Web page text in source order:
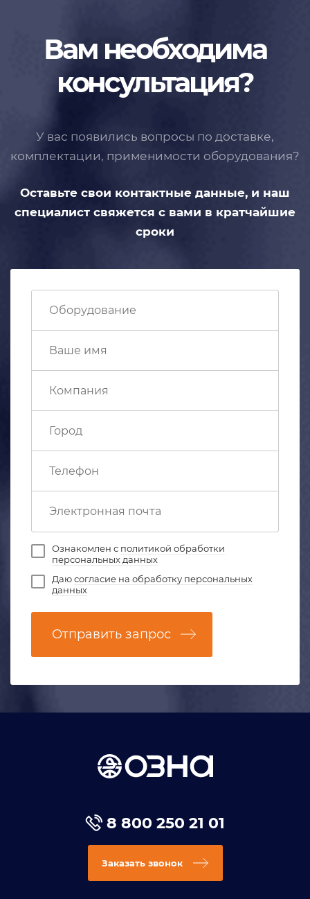
Вам необходима
консультация?
У вас появились вопросы по доставке,
комплектации, применимости оборудования?
Оставьте свои контактные данные, и наш
специалист свяжется с вами в кратчайшие
сроки
Ознакомлен с политикой обработки
персональных данных
Даюсогласие на обработку персональных
данных
Отправить запрос
8 800 250 21 01
Заказать звонок